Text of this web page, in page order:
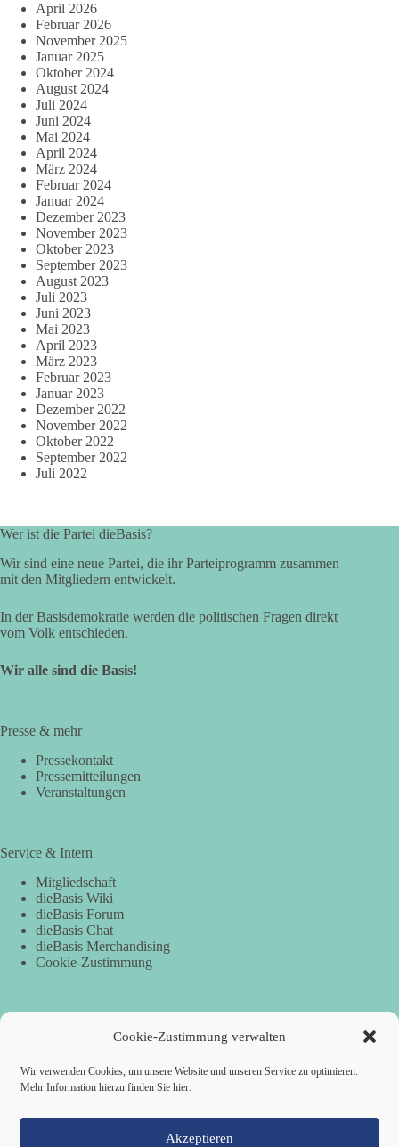
Cookie-Zustimmung verwalten
Wir verwenden Cookies, um unsere Website und unseren Service zu optimieren.
Mehr Information hierzu finden Sie hier:
Akzeptieren
April 2026
Februar 2026
November 2025
Januar 2025
Oktober 2024
August 2024
Juli 2024
Juni 2024
Mai 2024
April 2024
März 2024
Februar 2024
Januar 2024
Dezember 2023
November 2023
Oktober 2023
September 2023
August 2023
Juli 2023
Juni 2023
Mai 2023
April 2023
März 2023
Februar 2023
Januar 2023
Dezember 2022
November 2022
Oktober 2022
September 2022
Juli 2022
Wer ist die Partei dieBasis?
Wir sind eine neue Partei, die ihr Parteiprogramm zusammen
mit den Mitgliedern entwickelt.
In der Basisdemokratie werden die politischen Fragen direkt
vom Volk entschieden.
Wir alle sind die Basis!
Presse & mehr
Pressekontakt
Pressemitteilungen
Veranstaltungen
Service & Intern
Mitgliedschaft
dieBasis Wiki
dieBasis Forum
dieBasis Chat
dieBasis Merchandising
Cookie-Zustimmung
Spenden
dieBasis Kreisverband Würzburg
IBAN: DE28 7905 0000 0049 4773 00